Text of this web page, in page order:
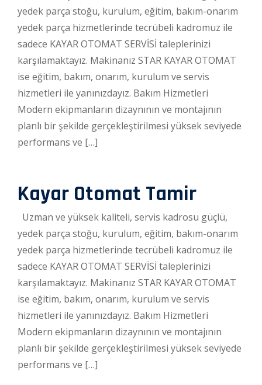
yedek parça stoğu, kurulum, eğitim, bakım-onarım
yedek parça hizmetlerinde tecrübeli kadromuz ile
sadece KAYAR OTOMAT SERVİSİ taleplerinizi
karşılamaktayız. Makinanız STAR KAYAR OTOMAT
ise eğitim, bakım, onarım, kurulum ve servis
hizmetleri ile yanınızdayız. Bakım Hizmetleri
Modern ekipmanların dizaynının ve montajının
planlı bir şekilde gerçekleştirilmesi yüksek seviyede
performans ve […]
Kayar Otomat Tamir
Uzman ve yüksek kaliteli, servis kadrosu güçlü,
yedek parça stoğu, kurulum, eğitim, bakım-onarım
yedek parça hizmetlerinde tecrübeli kadromuz ile
sadece KAYAR OTOMAT SERVİSİ taleplerinizi
karşılamaktayız. Makinanız STAR KAYAR OTOMAT
ise eğitim, bakım, onarım, kurulum ve servis
hizmetleri ile yanınızdayız. Bakım Hizmetleri
Modern ekipmanların dizaynının ve montajının
planlı bir şekilde gerçekleştirilmesi yüksek seviyede
performans ve […]